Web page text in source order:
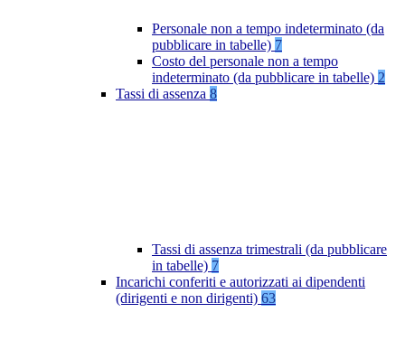
Personale non a tempo indeterminato (da
pubblicare in tabelle) 7
Costo del personale non a tempo
indeterminato (da pubblicare in tabelle) 2
Tassi di assenza 8
Tassi di assenza trimestrali (da pubblicare
in tabelle) 7
Incarichi conferiti e autorizzati ai dipendenti
(dirigenti e non dirigenti) 63